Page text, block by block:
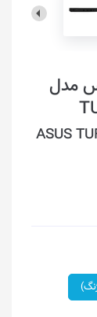
ایسوس مدل
ASUS